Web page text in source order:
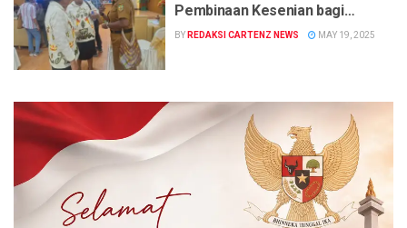
Pembinaan Kesenian bagi
Masyarakat Amungme, Nela
Kesejahteraan Ekonomi
BY REDAKSI CARTENZ NEWS MAY 19, 2025